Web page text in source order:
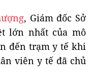
, Giám đốc Sở
lớn nhất của mô
đến trạm y tế khi
viên y tế đã chủ